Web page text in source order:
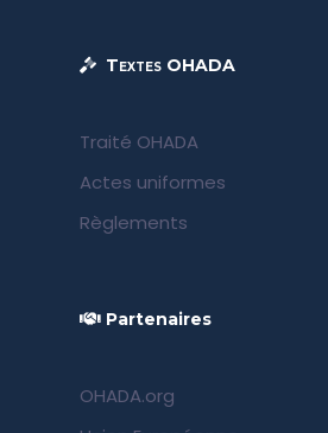
Textes OHADA
Traité OHADA
Actes uniformes
Règlements
Partenaires
OHADA.org